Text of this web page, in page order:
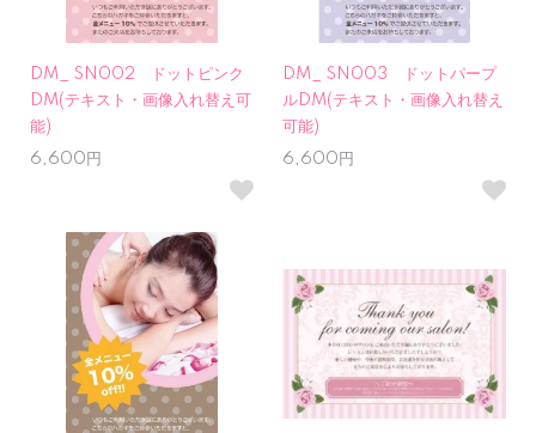
DM_ SN002 ドットピンク
DM(テキスト・画像入れ替え可
能)
6,600円
DM_ SN003 ドットパープ
ルDM(テキスト・画像入れ替え
可能)
6,600円